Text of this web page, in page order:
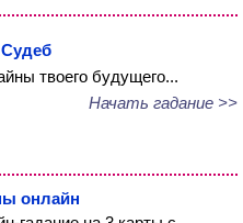
Судеб
твоего будущего...
Начать гадание >>
онлайн